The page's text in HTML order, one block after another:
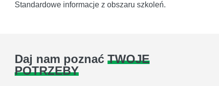
Standardowe informacje z obszaru szkoleń.
Daj nam poznać TWOJE
POTRZEBY